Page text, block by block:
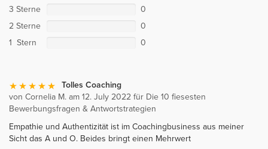
3 Sterne
0
2 Sterne
0
1 Stern
0
Tolles Coaching
von Cornelia M. am 12. July 2022 für Die 10 fiesesten
Bewerbungsfragen & Antwortstrategien
Empathie und Authentizität ist im Coachingbusiness aus meiner
Sicht das A und O. Beides bringt einen Mehrwert